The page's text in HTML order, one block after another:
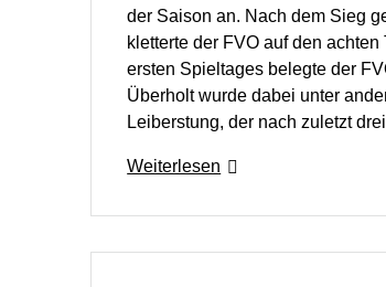
der Saison an. Nach dem Sieg
kletterte der FVO auf den
ersten Spieltages belegte der
Überholt wurde dabei unter
Leiberstung, der nach zuletzt
Weiterlesen